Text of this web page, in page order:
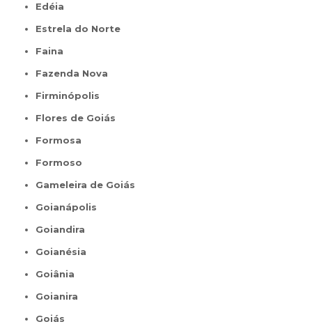
Edéia
Estrela do Norte
Faina
Fazenda Nova
Firminópolis
Flores de Goiás
Formosa
Formoso
Gameleira de Goiás
Goianápolis
Goiandira
Goianésia
Goiânia
Goianira
Goiás